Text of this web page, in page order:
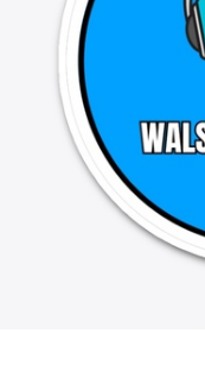
27,99 $US
16,99 $US
Classic
34,99 $US